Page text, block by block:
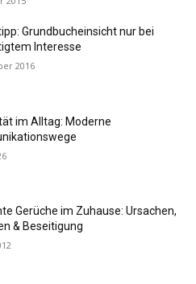
Grundbucheinsicht nur bei
Interesse
2016
im Alltag: Moderne
Gerüche im Zuhause: Ursachen,
& Beseitigung